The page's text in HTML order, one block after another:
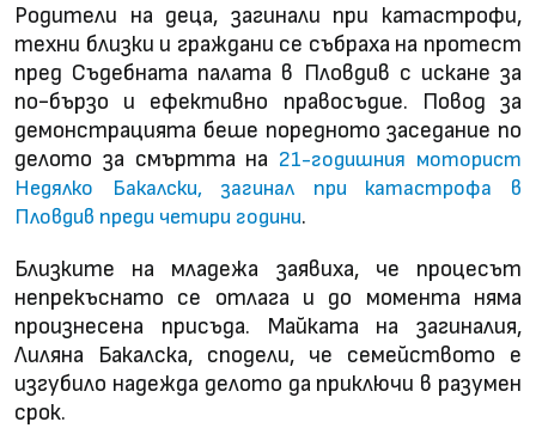
Родители на деца, загинали при катастрофи,
техни близки и граждани се събраха на протест
пред Съдебната палата в Пловдив с искане за
по-бързо и ефективно правосъдие. Повод за
демонстрацията беше поредното заседание по
делото за смъртта на 21-годишния моторист
Недялко Бакалски, загинал при катастрофа в
Пловдив преди четири години.
Близките на младежа заявиха, че процесът
непрекъснато се отлага и до момента няма
произнесена присъда. Майката на загиналия,
Лиляна Бакалска, сподели, че семейството е
изгубило надежда делото да приключи в разумен
срок.